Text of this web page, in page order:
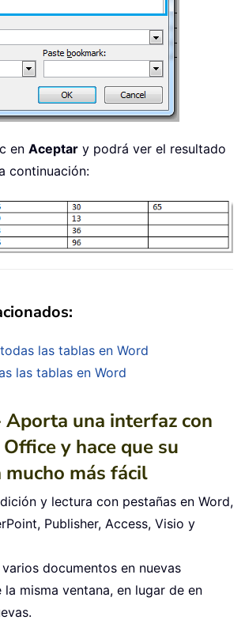
en Aceptar y podrá ver el resultado
continuación:
las tablas en Word
las tablas en Word
Aporta una interfaz con
y hace que su
mucho más fácil
y lectura con pestañas en Word,
Publisher, Access, Visio y
documentos en nuevas
la misma ventana, en lugar de en